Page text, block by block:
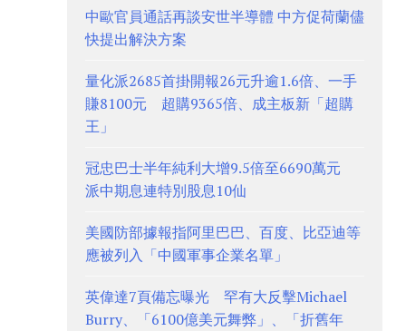
中歐官員通話再談安世半導體 中方促荷蘭儘
快提出解決方案
量化派2685首掛開報26元升逾1.6倍、一手
賺8100元 超購9365倍、成主板新「超購
王」
冠忠巴士半年純利大增9.5倍至6690萬元
派中期息連特別股息10仙
美國防部據報指阿里巴巴、百度、比亞迪等
應被列入「中國軍事企業名單」
英偉達7頁備忘曝光 罕有大反擊Michael
Burry、「6100億美元舞弊」、「折舊年